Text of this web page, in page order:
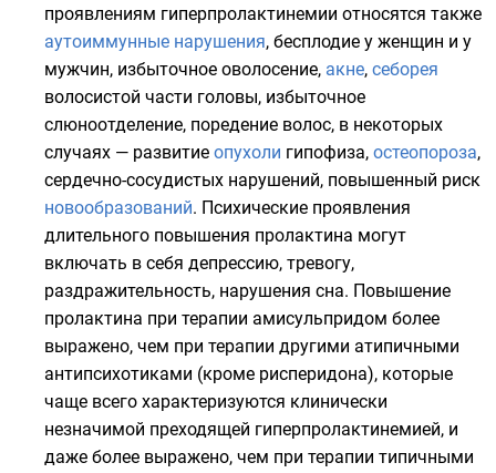
проявлениям гиперпролактинемии относятся также
аутоиммунные нарушения, бесплодие у женщин и у
мужчин, избыточное оволосение, акне, себорея
волосистой части головы, избыточное
слюноотделение, поредение волос, в некоторых
случаях — развитие опухоли гипофиза, остеопороза,
сердечно-сосудистых нарушений, повышенный риск
новообразований. Психические проявления
длительного повышения пролактина могут
включать в себя депрессию, тревогу,
раздражительность, нарушения сна. Повышение
пролактина при терапии амисульпридом более
выражено, чем при терапии другими атипичными
антипсихотиками (кроме рисперидона), которые
чаще всего характеризуются клинически
незначимой преходящей гиперпролактинемией, и
даже более выражено, чем при терапии типичными